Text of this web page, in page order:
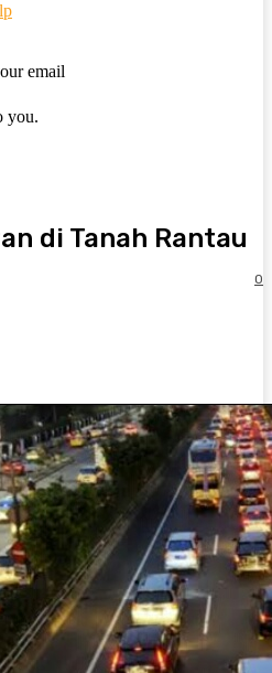
email
you.
di Tanah Rantau
0